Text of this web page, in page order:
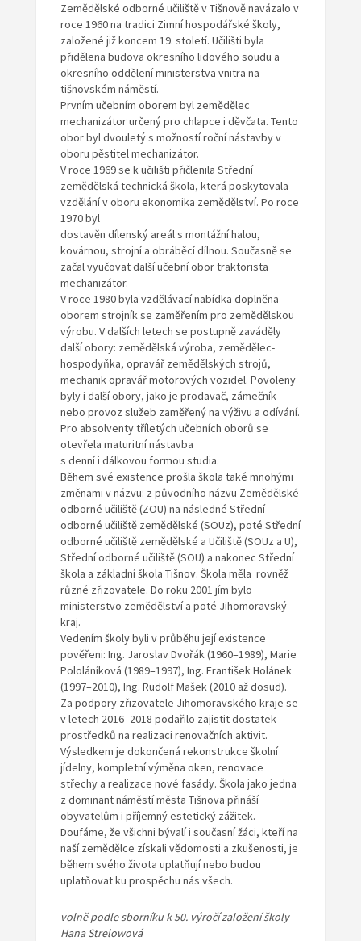
Zemědělské odborné učiliště v Tišnově navázalo v
roce 1960 na tradici Zimní hospodářské školy,
založené již koncem 19. století. Učilišti byla
přidělena budova okresního lidového soudu a
okresního oddělení ministerstva vnitra na
tišnovském náměstí.
Prvním učebním oborem byl zemědělec
mechanizátor určený pro chlapce i děvčata. Tento
obor byl dvouletý s možností roční nástavby v
oboru pěstitel mechanizátor.
V roce 1969 se k učilišti přičlenila Střední
zemědělská technická škola, která poskytovala
vzdělání v oboru ekonomika zemědělství. Po roce
1970 byl
dostavěn dílenský areál s montážní halou,
kovárnou, strojní a obráběcí dílnou. Současně se
začal vyučovat další učební obor traktorista
mechanizátor.
V roce 1980 byla vzdělávací nabídka doplněna
oborem strojník se zaměřením pro zemědělskou
výrobu. V dalších letech se postupně zaváděly
další obory: zemědělská výroba, zemědělec-
hospodyňka, opravář zemědělských strojů,
mechanik opravář motorových vozidel. Povoleny
byly i další obory, jako je prodavač, zámečník
nebo provoz služeb zaměřený na výživu a odívání.
Pro absolventy tříletých učebních oborů se
otevřela maturitní nástavba
s denní i dálkovou formou studia.
Během své existence prošla škola také mnohými
změnami v názvu: z původního názvu Zemědělské
odborné učiliště (ZOU) na následné Střední
odborné učiliště zemědělské (SOUz), poté Střední
odborné učiliště zemědělské a Učiliště (SOUz a U),
Střední odborné učiliště (SOU) a nakonec Střední
škola a základní škola Tišnov. Škola měla rovněž
různé zřizovatele. Do roku 2001 jím bylo
ministerstvo zemědělství a poté Jihomoravský
kraj.
Vedením školy byli v průběhu její existence
pověřeni: Ing. Jaroslav Dvořák (1960–1989), Marie
Pololáníková (1989–1997), Ing. František Holánek
(1997–2010), Ing. Rudolf Mašek (2010 až dosud).
Za podpory zřizovatele Jihomoravského kraje se
v letech 2016–2018 podařilo zajistit dostatek
prostředků na realizaci renovačních aktivit.
Výsledkem je dokončená rekonstrukce školní
jídelny, kompletní výměna oken, renovace
střechy a realizace nové fasády. Škola jako jedna
z dominant náměstí města Tišnova přináší
obyvatelům i příjemný estetický zážitek.
Doufáme, že všichni bývalí i současní žáci, kteří na
naší zemědělce získali vědomosti a zkušenosti, je
během svého života uplatňují nebo budou
uplatňovat ku prospěchu nás všech.
volně podle sborníku k 50. výročí založení školy
Hana Strelowová